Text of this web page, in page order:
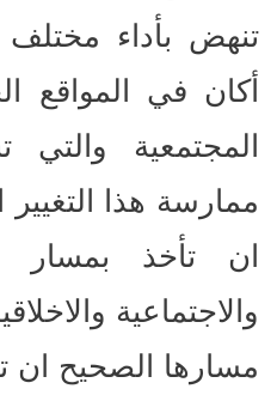
تنهض بأداء
أكان في المواقع
المجتمعية
ممارسة هذا
ان تأخذ بمسار
والاجتماعية
مسارها الصحيح ان